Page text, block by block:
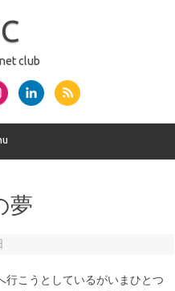
club
夢
行こうとしているがいまひとつ